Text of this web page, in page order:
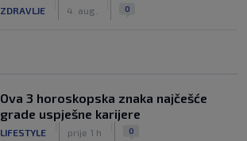
ZDRAVLJE 4. aug. 0
Ova 3 horoskopska znaka najčešće
grade uspješne karijere
LIFESTYLE prije 1 h 0